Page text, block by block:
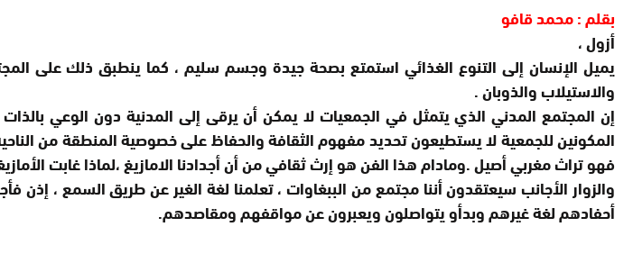
بقلم : محمد قافو
أزول ،
يميل الإنسان إلى التنوع الغذائي استمتع بصحة جيدة وجسم سليم ، كما ينطبق ذلك على
والاستيلاب والذوبان .
إن المجتمع المدني الذي يتمثل في الجمعيات لا يمكن أن يرقى إلى المدنية دون الوعي
المكونين للجمعية لا يستطيعون تحديد مفهوم الثقافة والحفاظ على خصوصية المنطقة من الناحية
فهو تراث مغربي أصيل .ومادام هذا الفن هو إرث ثقافي من أن أجدادنا الامازيغ ،لماذا غابت
والزوار الأجانب سيعتقدون أننا مجتمع من الببغاوات ، تعلمنا لغة الغير عن طريق السمع ،
أحفادهم لغة غيرهم وبدأو يتواصلون ويعبرون عن مواقفهم ومقاصدهم.